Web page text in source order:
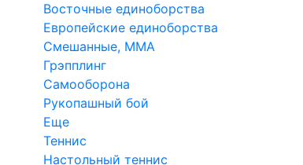
Восточные единоборства
Европейские единоборства
Смешанные, ММА
Грэпплинг
Самооборона
Рукопашный бой
Еще
Теннис
Настольный теннис